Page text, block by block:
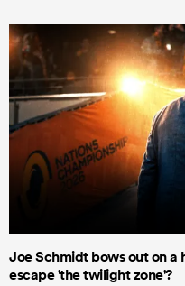
Joe Schmidt bows out on a
escape 'the twilight zone'?